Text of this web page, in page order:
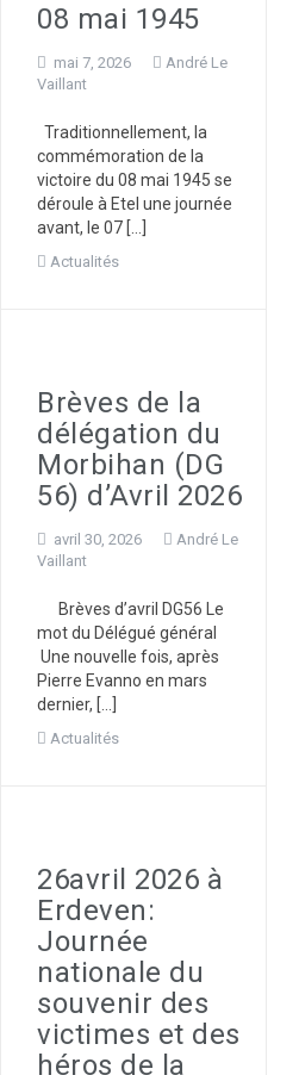
08 mai 1945
mai 7, 2026
André Le
Vaillant
Traditionnellement, la
commémoration de la
victoire du 08 mai 1945 se
déroule à Etel une journée
avant, le 07 […]
Actualités
Brèves de la
délégation du
Morbihan (DG
56) d’Avril 2026
avril 30, 2026
André Le
Vaillant
Brèves d’avril DG56 Le
mot du Délégué général
Une nouvelle fois, après
Pierre Evanno en mars
dernier, […]
Actualités
26avril 2026 à
Erdeven:
Journée
nationale du
souvenir des
victimes et des
héros de la